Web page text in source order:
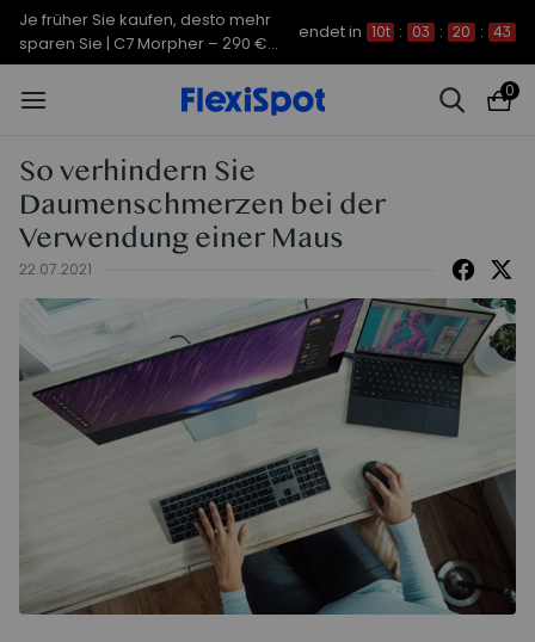
Je früher Sie kaufen, desto mehr
sparen Sie | C7 Morpher – 290 €
Rabatt
endet in 10t : 03 : 20 : 42
0
So verhindern Sie
Daumenschmerzen bei der
Verwendung einer Maus
22.07.2021